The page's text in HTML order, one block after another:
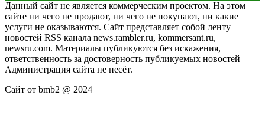
Данный сайт не является коммерческим проектом. На этом
сайте ни чего не продают, ни чего не покупают, ни какие
услуги не оказываются. Сайт представляет собой ленту
новостей RSS канала news.rambler.ru, kommersant.ru,
newsru.com. Материалы публикуются без искажения,
ответственность за достоверность публикуемых новостей
Администрация сайта не несёт.
Сайт от bmb2 @ 2024